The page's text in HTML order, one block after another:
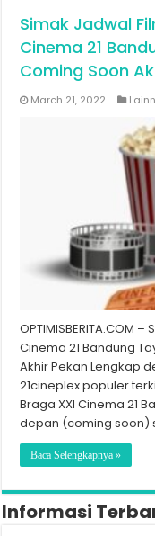
Simak Jadwal
Cinema 21
Coming Soon
March 21, 2022
OPTIMISBERITA.COM
Cinema 21 Bandung
Akhir Pekan Lengkap
21cineplex populer
Braga XXI Cinema 21
depan (coming soon)
Baca Selengkapnya »
Informasi